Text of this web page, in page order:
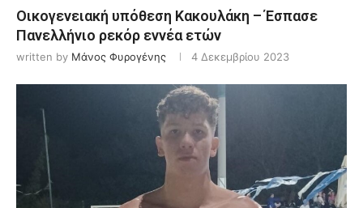
Οικογενειακή υπόθεση Κακουλάκη – Έσπασε
Πανελλήνιο ρεκόρ εννέα ετών
written by Μάνος Φυρογένης 4 Δεκεμβρίου 2023